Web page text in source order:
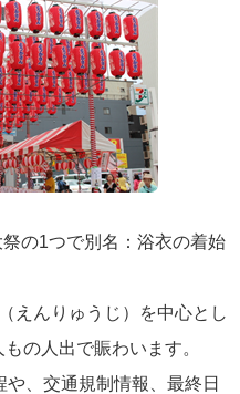
の1つで別名：浴衣の着始
えんりゅうじ）を中心とし
の人出で賑わいます。
、交通規制情報、最終日